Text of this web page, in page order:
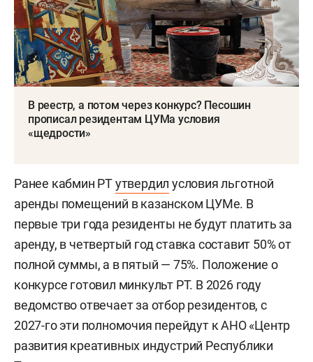
В реестр, а потом через конкурс? Песошин
прописал резидентам ЦУМа условия
«щедрости»
Ранее кабмин РТутвердил условия льготной
аренды помещений в казанском ЦУМе. В
первые три года резиденты не будут платить за
аренду, в четвертый год ставка составит 50% от
полной суммы, а в пятый — 75%. Положение о
конкурсе готовил минкульт РТ. В 2026 году
ведомство отвечает за отбор резидентов, с
2027-го эти полномочия перейдут к АНО «Центр
развития креативных индустрий Республики